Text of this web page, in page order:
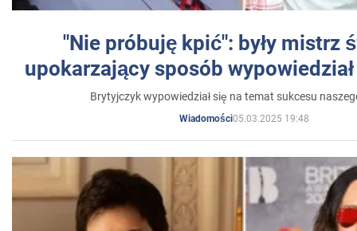
"Nie próbuję kpić": były mistrz
upokarzający sposób
Brytyjczyk wypowiedział się na temat sukcesu
Wiadomości05.03.2025 19:48